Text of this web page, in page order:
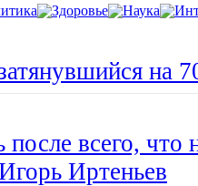
Здоровье Наука
на
всего, что
Иртеньев